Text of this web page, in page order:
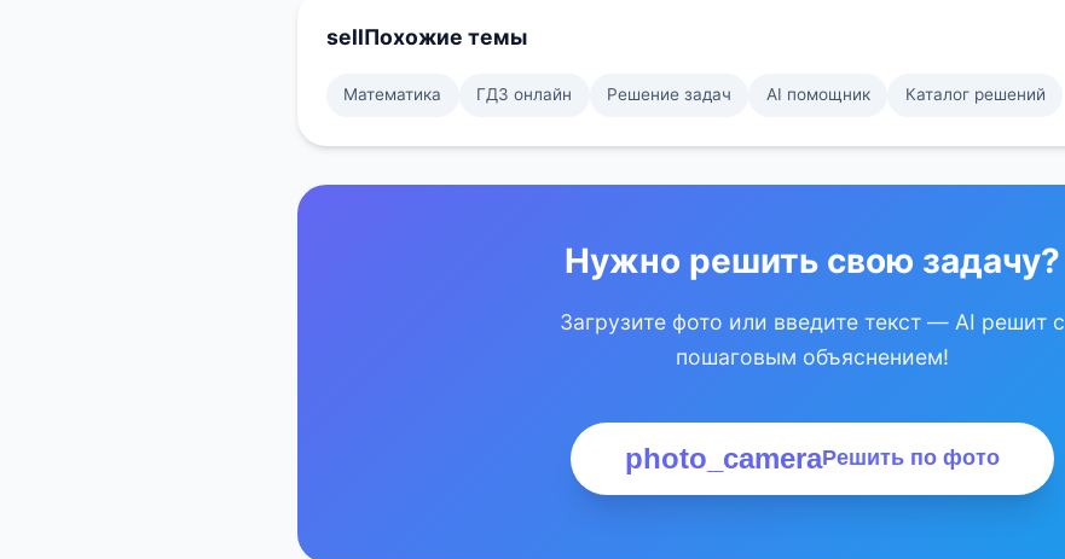
sellПохожие темы
Математика ГДЗ онлайн Решение задач AI помощник Каталог решений
Нужно решить свою задачу?
Загрузите фото или введите текст — AI решит с
пошаговым объяснением!
photo_cameraРешить по фото